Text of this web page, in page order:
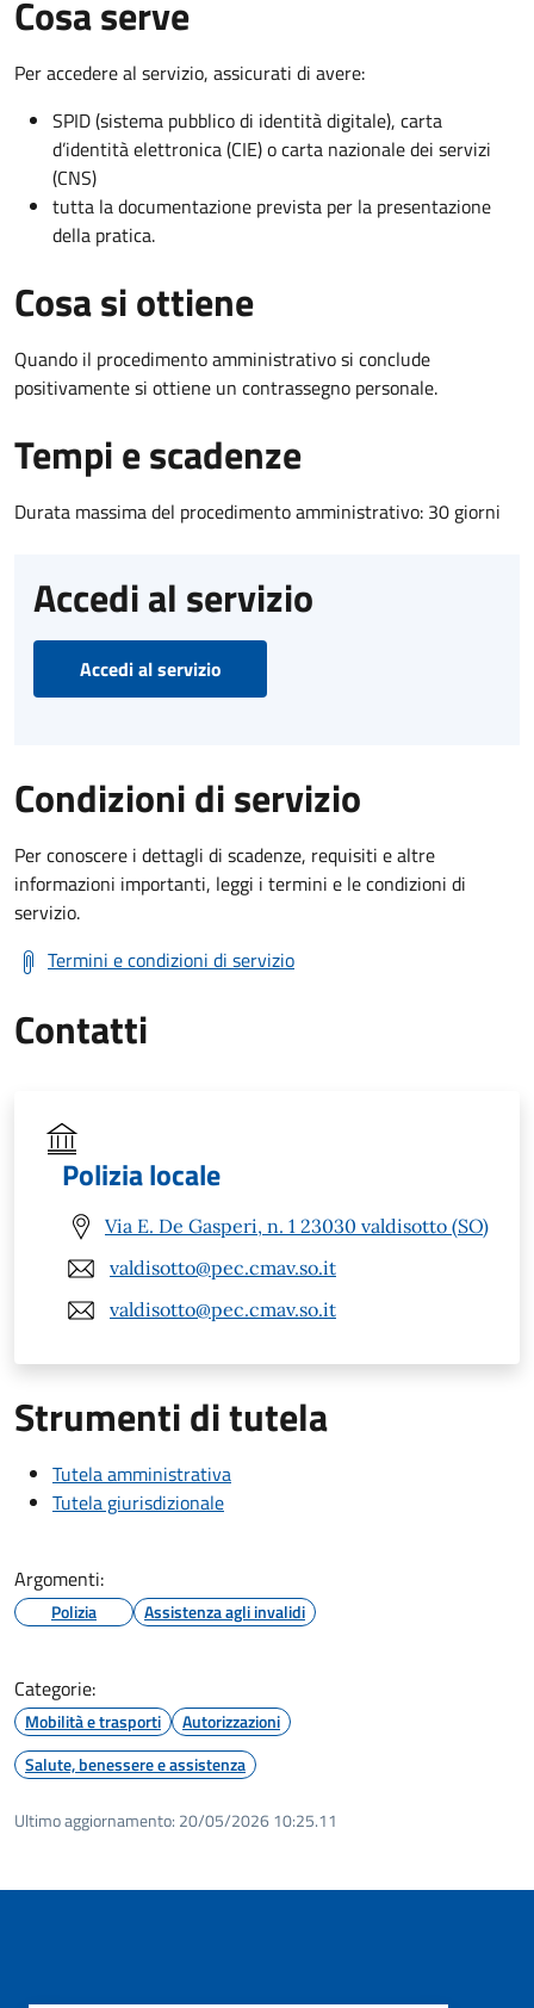
Cosa serve
Per accedere al servizio, assicurati di avere:
SPID (sistema pubblico di identità digitale), carta
d’identità elettronica (CIE) o carta nazionale dei servizi
(CNS)
tutta la documentazione prevista per la presentazione
della pratica.
Cosa si ottiene
Quando il procedimento amministrativo si conclude
positivamente si ottiene un contrassegno personale.
Tempi e scadenze
Durata massima del procedimento amministrativo: 30 giorni
Accedi al servizio
Accedi al servizio
Condizioni di servizio
Per conoscere i dettagli di scadenze, requisiti e altre
informazioni importanti, leggi i termini e le condizioni di
servizio.
Termini e condizioni di servizio
Contatti
Polizia locale
Via E. De Gasperi, n. 1 23030 valdisotto (SO)
valdisotto@pec.cmav.so.it
valdisotto@pec.cmav.so.it
Strumenti di tutela
Tutela amministrativa
Tutela giurisdizionale
Argomenti:
Polizia Assistenza agli invalidi
Categorie:
Mobilità e trasporti
Autorizzazioni
Salute, benessere e assistenza
Ultimo aggiornamento: 20/05/2026 10:25.11